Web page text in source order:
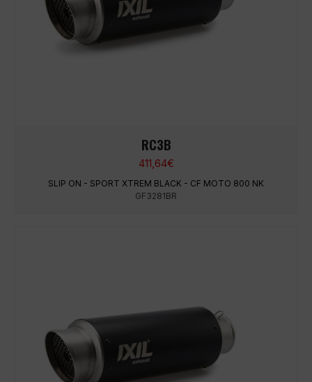
RC3B
411,64€
SLIP ON - SPORT XTREM BLACK - CF MOTO 800 NK
GF3281BR